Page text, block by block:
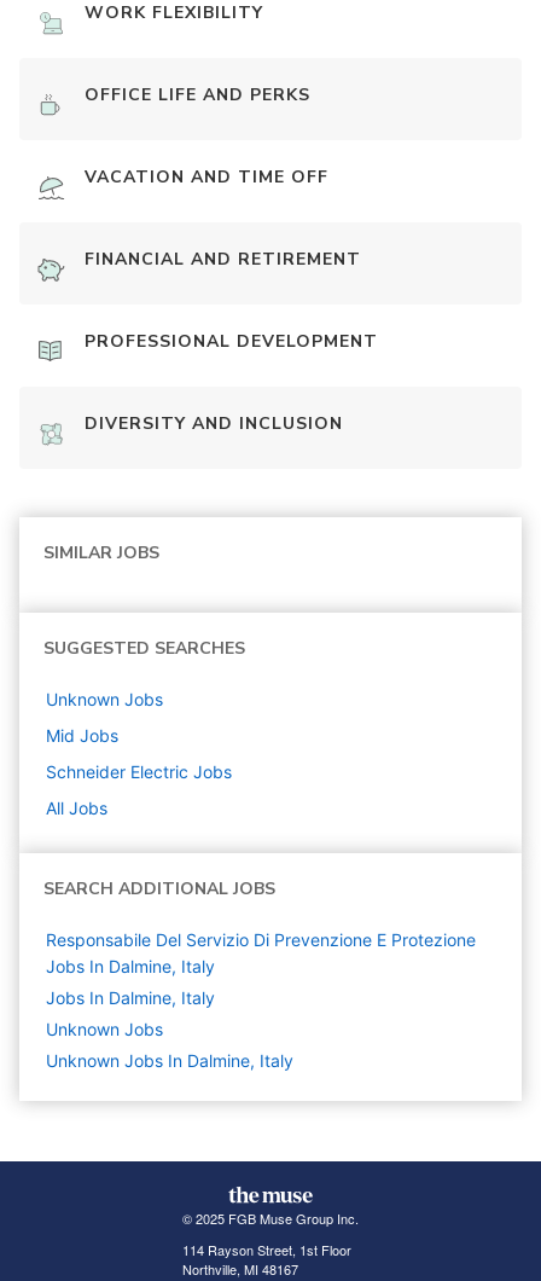
WORK FLEXIBILITY
OFFICE LIFE AND PERKS
VACATION AND TIME OFF
FINANCIAL AND RETIREMENT
PROFESSIONAL DEVELOPMENT
DIVERSITY AND INCLUSION
SIMILAR JOBS
SUGGESTED SEARCHES
Unknown Jobs
Mid Jobs
Schneider Electric Jobs
All Jobs
SEARCH ADDITIONAL JOBS
Responsabile Del Servizio Di Prevenzione E Protezione
Jobs In Dalmine, Italy
Jobs In Dalmine, Italy
Unknown Jobs
Unknown Jobs In Dalmine, Italy
© 2025 FGB Muse Group Inc.
114 Rayson Street, 1st Floor
Northville, MI 48167